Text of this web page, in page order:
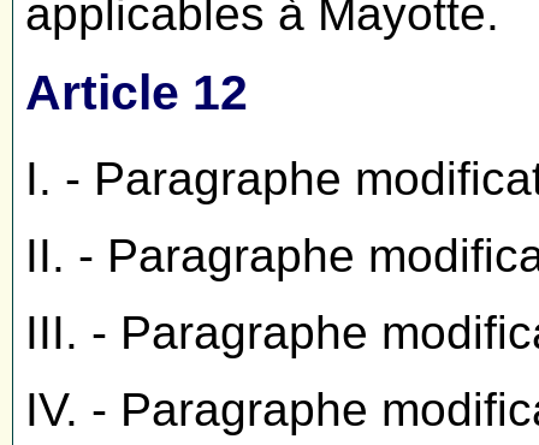
applicables à Mayotte.
Article 12
I. - Paragraphe
II. - Paragraphe
III. - Paragraphe
IV. - Paragraphe